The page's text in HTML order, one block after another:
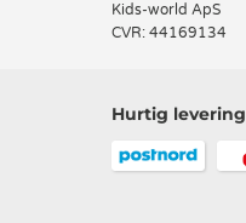
Kids-world ApS
CVR: 44169134
Hurtig levering